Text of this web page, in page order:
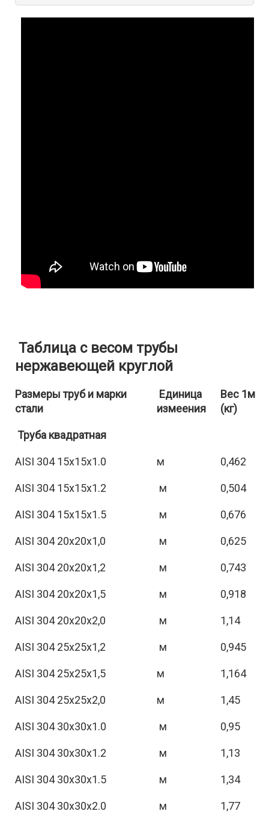
Таблица с весом трубы
нержавеющей круглой
Размеры труб и марки
стали
Единица
измеения
Вес 1м
(кг)
Труба квадратная
AISI 304 15х15х1.0 м 0,462
AISI 304 15х15х1.2 м 0,504
AISI 304 15х15х1.5 м 0,676
AISI 304 20х20х1,0 м 0,625
AISI 304 20х20х1,2 м 0,743
AISI 304 20х20х1,5 м 0,918
AISI 304 20х20х2,0 м 1,14
AISI 304 25х25х1,2 м 0,945
AISI 304 25х25х1,5 м 1,164
AISI 304 25х25х2,0 м 1,45
AISI 304 30х30х1.0 м 0,95
AISI 304 30х30х1.2 м 1,13
AISI 304 30х30х1.5 м 1,34
AISI 304 30х30х2.0 м 1,77